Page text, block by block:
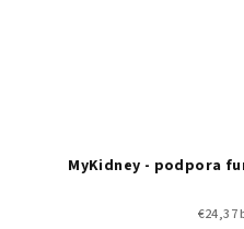
MyKidney - podpora
€24,37